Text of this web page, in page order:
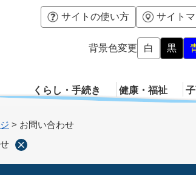
サイトの使い方 サイト
背景色変更 白 黒
くらし・手続き 健康・福祉
> お問い合わせ